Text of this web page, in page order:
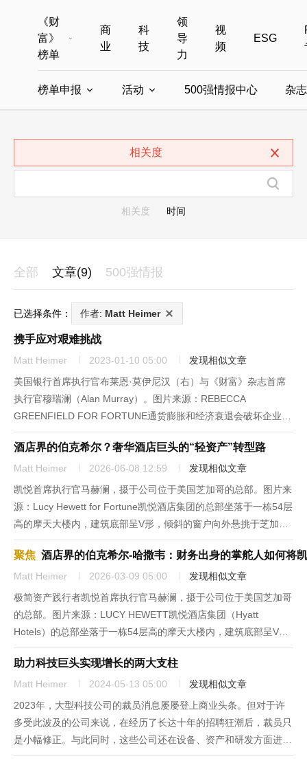
《财
富》
榜单
全部榜单
中国最具影响力商界女性
商
业
科
技
领
导
力
视
频
ESG
榜单申报 活动 500强情报中心 杂
相关度
相关度 时间
全部 文章(9) 500强情报
已选择条件： 作者: Matt Heimer
携手应对艰难挑战
Matt Heimer 2023-01-10 05:00
发现相似文章
美国银行首席执行官布莱恩·莫伊尼汉（右）与《财富》杂志首席
执行官穆瑞澜（Alan Murray）。图片来源：REBECCA
GREENFIELD FOR FORTUNE通货膨胀和经济衰退会破坏企业领
导人的社会公益计划吗?这个问题笼罩着2022年的《财富》首席执
行官倡议论坛（CEOI）。这是一个仅面向...
酒店界的伯克希尔？奢华酒店巨头的“轻资产”转型路
Matt Heimer 2026-06-08 12:59
发现相似文章
凯悦首席执行官马赫澜，摄于公司位于美国芝加哥的总部。图片来
源：Lucy Hewett for Fortune凯悦酒店集团的总部坐落于一栋54层
高的摩天大楼内，建筑底部呈V形，倾斜的窗户向外悬挑于芝加哥
河之上。这座地标性建筑，向来令游客与建筑爱好者叹为观止。大
楼七层大堂的一整面长墙上，陈列着色彩斑斓、...
聚焦 酒店界的伯克希尔-哈撒韦：财务出身的掌舵人如何将
Matt Heimer 2026-03-09 05:00
发现相似文章
极简资产践行者凯悦首席执行官马赫澜，摄于公司位于美国芝加哥
的总部。图片来源：LUCY HEWETT凯悦酒店集团（Hyatt
Hotels）的总部坐落于一栋54层高的摩天大楼内，建筑底部呈V
形，倾斜的窗户向外悬挑于芝加哥河（Chicago River）之上。这
座地标性建筑，向来令游客与建筑爱好者叹为观...
助力科技巨头实现增长的两大支柱
Matt Heimer 2024-05-13 05:00
发现相似文章
2023年，大型科技公司的裁员消息屡屡登上商业头条。但对于许
多受此波及的公司来说，在经历了长达十年的招聘狂潮后，裁员只
是小幅修正。与此同时，这些公司还在设备、资产和研发方面进行
了巨额的投资，也就是所谓的资本支出。这两大热潮反映了云服务